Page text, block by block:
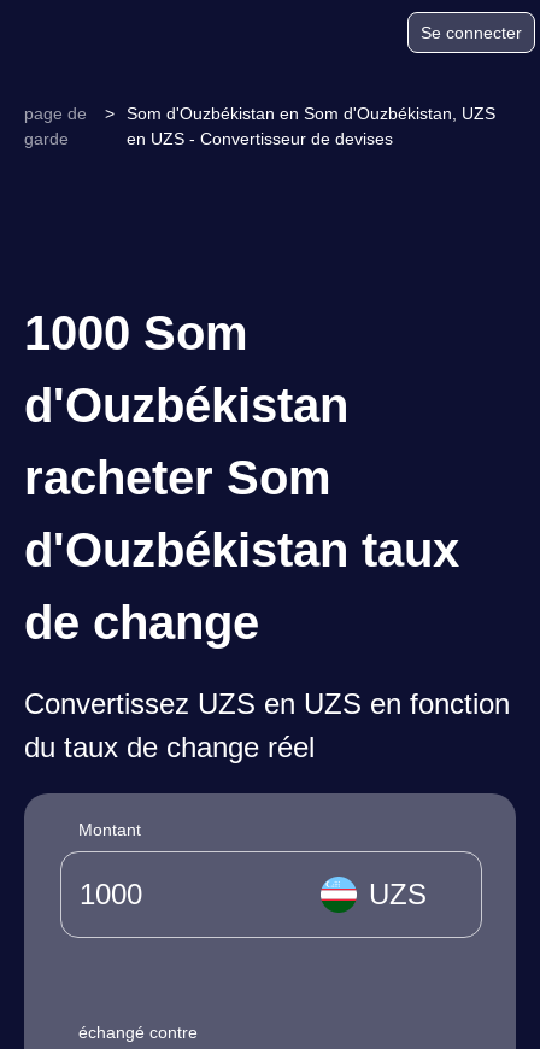
Se connecter
page de
garde
>
Som d'Ouzbékistan en Som d'Ouzbékistan, UZS
en UZS - Convertisseur de devises
1000 Som
d'Ouzbékistan
racheter Som
d'Ouzbékistan taux
de change
Convertissez UZS en UZS en fonction
du taux de change réel
Montant
UZS
échangé contre